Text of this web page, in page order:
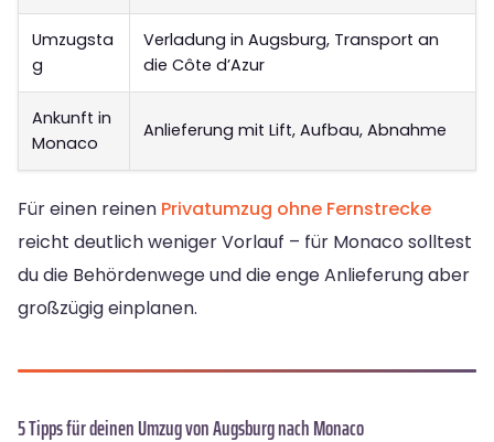
Umzugsta
g
Verladung in Augsburg, Transport an
die Côte d’Azur
Ankunft in
Monaco
Anlieferung mit Lift, Aufbau, Abnahme
Für einen reinen Privatumzug ohne Fernstrecke
reicht deutlich weniger Vorlauf – für Monaco solltest
du die Behördenwege und die enge Anlieferung aber
großzügig einplanen.
5 Tipps für deinen Umzug von Augsburg nach Monaco